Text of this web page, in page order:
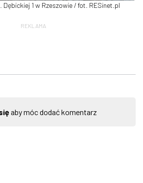
Dębickiej 1 w Rzeszowie / fot. RESinet.pl
REKLAMA
aby móc dodać komentarz